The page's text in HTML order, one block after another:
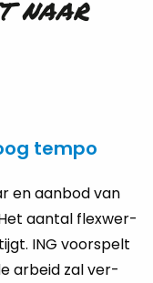
tempo
en aan­bod van
aan­tal flex­wer­
ING voor­spelt
ar­beid zal ver­